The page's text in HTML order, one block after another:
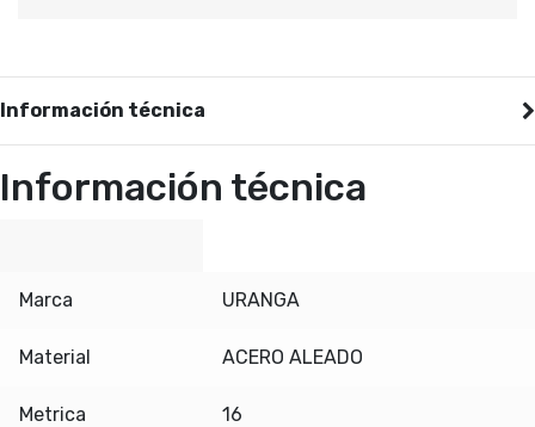
Información técnica
Información técnica
Marca URANGA
Material ACERO ALEADO
Metrica 16